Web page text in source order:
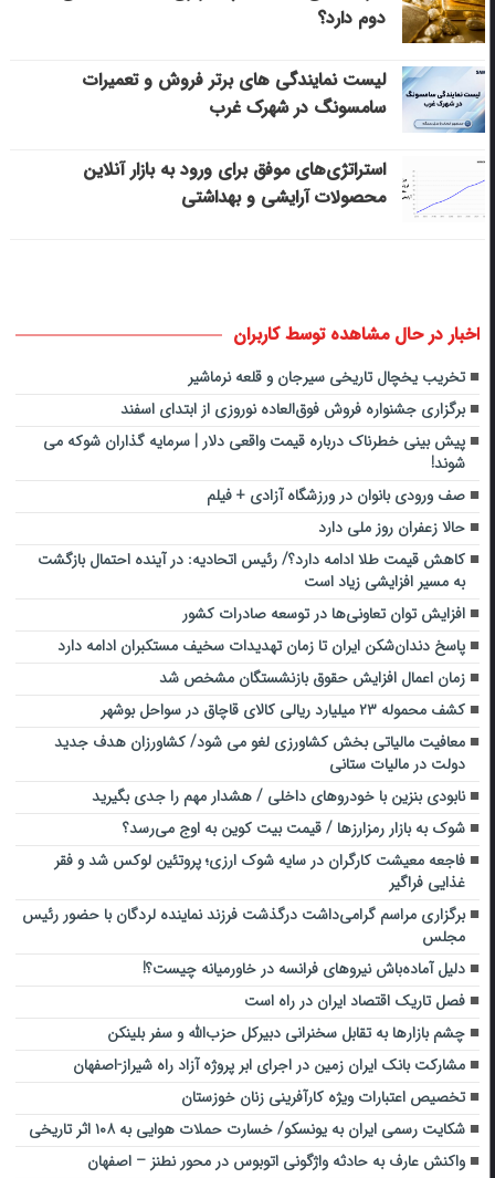
دوم دارد؟
لیست نمایندگی های برتر فروش و تعمیرات
سامسونگ در شهرک غرب
استراتژی‌های موفق برای ورود به بازار آنلاین
محصولات آرایشی و بهداشتی
اخبار در حال مشاهده توسط کاربران
تخریب یخچال تاریخی سیرجان و قلعه نرماشیر
برگزاری جشنواره فروش فوق‌العاده نوروزی از ابتدای اسفند
پیش بینی خطرناک درباره قیمت واقعی دلار | سرمایه گذاران شوکه می
شوند!
صف ورودی بانوان در ورزشگاه آزادی + فیلم
حالا زعفران روز ملی دارد
کاهش قیمت طلا ادامه دارد؟/ رئیس اتحادیه: در آینده احتمال بازگشت
به مسیر افزایشی زیاد است
افزایش توان تعاونی‌ها در توسعه صادرات کشور
پاسخ دندان‌شکن ایران تا زمان تهدیدات سخیف مستکبران ادامه دارد
زمان اعمال افزایش حقوق بازنشستگان مشخص شد
کشف محموله ۲۳ میلیارد ریالی کالای قاچاق در سواحل بوشهر
معافیت مالیاتی بخش کشاورزی لغو می شود/ کشاورزان هدف جدید
دولت در مالیات ستانی
نابودی بنزین با خودروهای داخلی / هشدار مهم را جدی بگیرید
شوک به بازار رمزارزها / قیمت بیت کوین به اوج می‌رسد؟
فاجعه معیشت کارگران در سایه شوک ارزی؛ پروتئین لوکس شد و فقر
غذایی فراگیر
برگزاری مراسم گرامی‌داشت درگذشت فرزند نماینده لردگان با حضور رئیس
مجلس
دلیل آماده‌باش نیروهای فرانسه در خاورمیانه چیست؟!
فصل تاریک اقتصاد ایران در راه است
چشم بازارها به تقابل سخنرانی دبیرکل حزب‌الله و سفر بلینکن
مشارکت بانک ایران زمین در اجرای ابر پروژه آزاد راه شیراز-اصفهان
تخصیص اعتبارات ویژه کارآفرینی زنان خوزستان
شکایت رسمی ایران به یونسکو/ خسارت حملات هوایی به ۱۰۸ اثر تاریخی
واکنش عارف به حادثه واژگونی اتوبوس در محور نطنز – اصفهان